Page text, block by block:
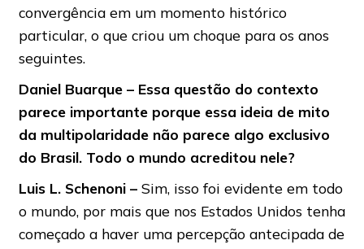
convergência em um momento histórico
particular, o que criou um choque para os anos
seguintes.
Daniel Buarque – Essa questão do contexto
parece importante porque essa ideia de mito
da multipolaridade não parece algo exclusivo
do Brasil. Todo o mundo acreditou nele?
Luis L. Schenoni –Sim, isso foi evidente em todo
o mundo, por mais que nos Estados Unidos tenha
começado a haver uma percepção antecipada de